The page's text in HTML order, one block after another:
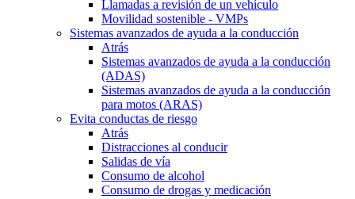
Llamadas a revisión de un vehículo
Movilidad sostenible - VMPs
Sistemas avanzados de ayuda a la conducción
Atrás
Sistemas avanzados de ayuda a la conducción
(ADAS)
Sistemas avanzados de ayuda a la conducción
para motos (ARAS)
Evita conductas de riesgo
Atrás
Distracciones al conducir
Salidas de vía
Consumo de alcohol
Consumo de drogas y medicación